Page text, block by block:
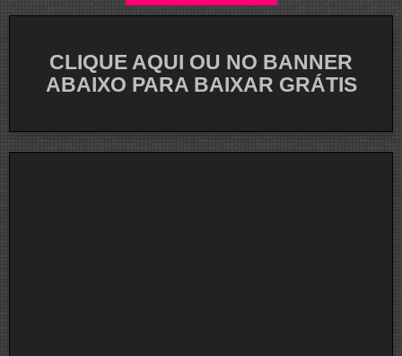
CLIQUE AQUI OU NO BANNER
ABAIXO PARA BAIXAR GRÁTIS